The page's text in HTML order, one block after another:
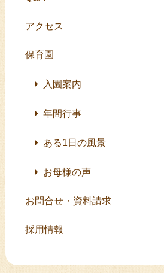
アクセス
保育園
入園案内
年間行事
ある1日の風景
お母様の声
お問合せ・資料請求
採用情報